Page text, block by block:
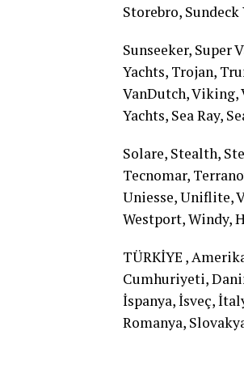
Storebro, Sundeck
Sunseeker, Super
Yachts, Trojan,
VanDutch, Viking,
Yachts, Sea Ray,
Solare, Stealth,
Tecnomar,
Uniesse, Uniflite,
Westport, Windy,
TÜRKİYE ,
Cumhuriyeti,
İspanya, İsveç,
Romanya,